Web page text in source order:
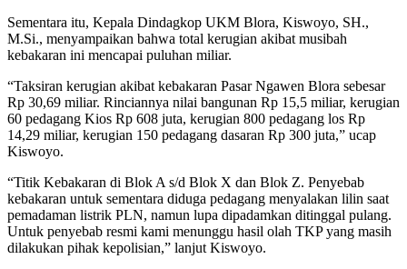
Sementara itu, Kepala Dindagkop UKM Blora, Kiswoyo, SH.,
M.Si., menyampaikan bahwa total kerugian akibat musibah
kebakaran ini mencapai puluhan miliar.
“Taksiran kerugian akibat kebakaran Pasar Ngawen Blora sebesar
Rp 30,69 miliar. Rinciannya nilai bangunan Rp 15,5 miliar, kerugian
60 pedagang Kios Rp 608 juta, kerugian 800 pedagang los Rp
14,29 miliar, kerugian 150 pedagang dasaran Rp 300 juta,” ucap
Kiswoyo.
“Titik Kebakaran di Blok A s/d Blok X dan Blok Z. Penyebab
kebakaran untuk sementara diduga pedagang menyalakan lilin saat
pemadaman listrik PLN, namun lupa dipadamkan ditinggal pulang.
Untuk penyebab resmi kami menunggu hasil olah TKP yang masih
dilakukan pihak kepolisian,” lanjut Kiswoyo.